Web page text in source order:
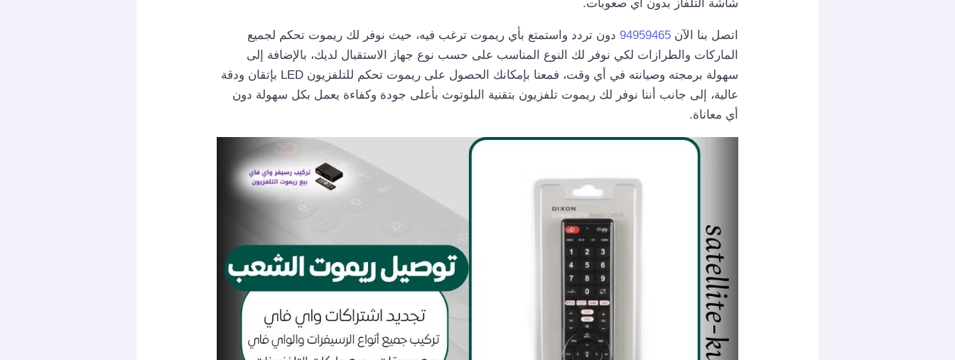
شاشة التلفاز بدون أي صعوبات.
اتصل بنا الآن94959465 دون تردد واستمتع بأي ريموت ترغب فيه، حيث نوفر لك ريموت تحكم لجميع
الماركات والطرازات لكي نوفر لك النوع المناسب على حسب نوع جهاز الاستقبال لديك، بالإضافة إلى
سهولة برمجته وصيانته في أي وقت، فمعنا بإمكانك الحصول على ريموت تحكم للتلفزيون LED بإتقان ودقة
عالية، إلى جانب أننا نوفر لك ريموت تلفزيون بتقنية البلوتوث بأعلى جودة وكفاءة يعمل بكل سهولة دون
أي معاناة.